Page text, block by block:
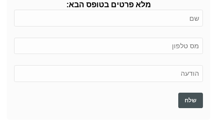
מלא פרטים בטופס הבא: